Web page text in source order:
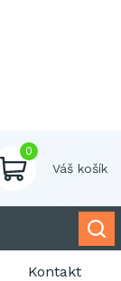
0
Váš košík
Kontakt